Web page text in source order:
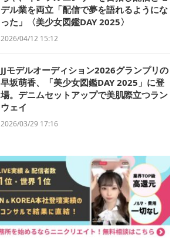
デル業を両立「配信で夢を語れるようにな
った」〈美少女図鑑DAY 2025〉
2026/04/12 15:12
JJモデルオーディション2026グランプリの
早坂萌香、「美少女図鑑DAY 2025」に登
場。デニムセットアップで美肌際立つラン
ウェイ
2026/03/29 17:16